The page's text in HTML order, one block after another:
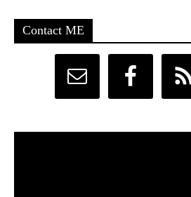
Contact ME